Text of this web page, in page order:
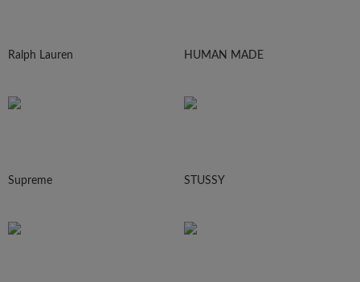
Ralph Lauren HUMAN MADE
Supreme STUSSY